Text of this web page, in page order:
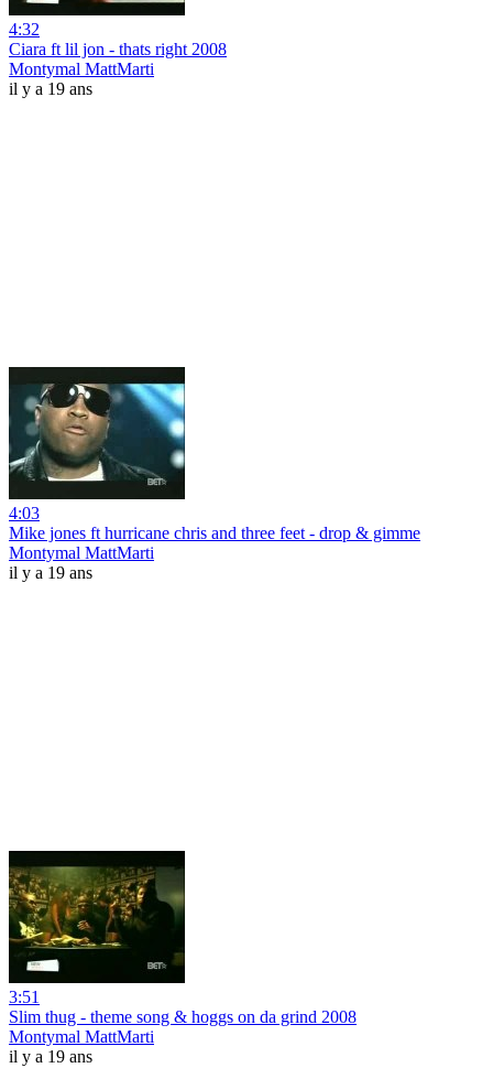
4:32
Ciara ft lil jon - thats right 2008
Montymal MattMarti
il y a 19 ans
4:03
Mike jones ft hurricane chris and three feet - drop & gimme
Montymal MattMarti
il y a 19 ans
3:51
Slim thug - theme song & hoggs on da grind 2008
Montymal MattMarti
il y a 19 ans